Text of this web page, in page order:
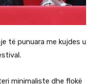
të punuara me kujdes u
minimaliste dhe flokë